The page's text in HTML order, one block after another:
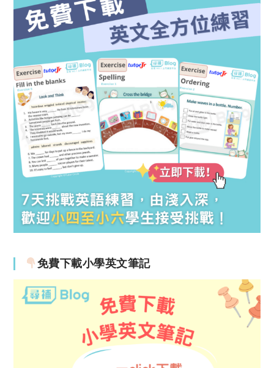
免費下載小學英文筆記